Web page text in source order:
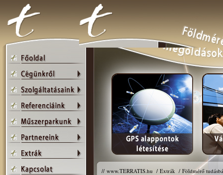
// www.TERRATIS.hu / Extrák / Földmérő